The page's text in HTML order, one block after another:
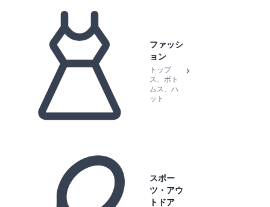
ファッシ
ョン
トップ
ス、ボト
ムス、ハ
ット
スポー
ツ・アウ
トドア